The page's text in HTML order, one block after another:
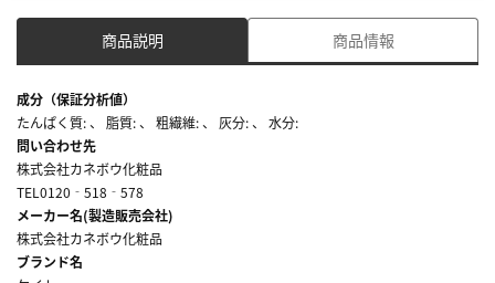
商品説明 商品情報
成分（保証分析値）
たんぱく質: 、 脂質: 、 粗繊維: 、 灰分: 、 水分:
問い合わせ先
株式会社カネボウ化粧品
TEL0120‐518‐578
メーカー名(製造販売会社)
株式会社カネボウ化粧品
ブランド名